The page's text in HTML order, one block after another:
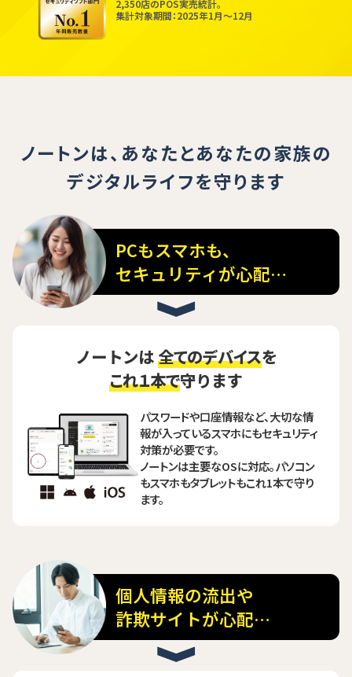
2,350店のPOS実売統計。
集計対象期間：2025年1月〜12月
ノートンは、あなたとあなたの家族の
デジタルライフを守ります
PCもスマホも、
セキュリティが心配…
ノートンは全てのデバイスを
これ１本で守ります
パスワードや口座情報など、大切な情
報が入っているスマホにもセキュリティ
対策が必要です。
ノートンは主要なOSに対応。パソコン
もスマホもタブレットもこれ1本で守り
ます。
個人情報の流出や
詐欺サイトが心配…